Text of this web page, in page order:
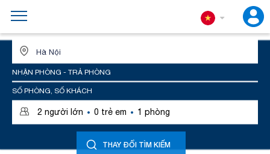
NHẬN PHÒNG - TRẢ PHÒNG
SỐ PHÒNG, SỐ KHÁCH
2 người lớn · 0 trẻ em · 1 phòng
THAY ĐỔI TÌM KIẾM